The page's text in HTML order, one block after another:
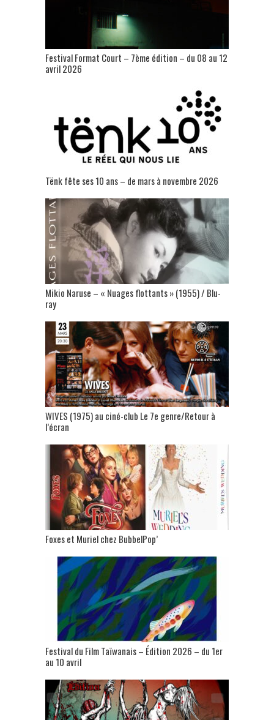
Festival Format Court – 7ème édition – du 08 au 12
avril 2026
Tënk fête ses 10 ans – de mars à novembre 2026
Mikio Naruse – « Nuages flottants » (1955) / Blu-
ray
WIVES (1975) au ciné-club Le 7e genre/Retour à
l’écran
Foxes et Muriel chez BubbelPop’
Festival du Film Taïwanais – Édition 2026 – du 1er
au 10 avril